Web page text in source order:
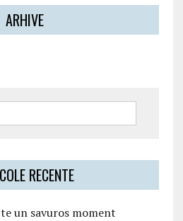
ARHIVE
RECENTE
un savuros moment